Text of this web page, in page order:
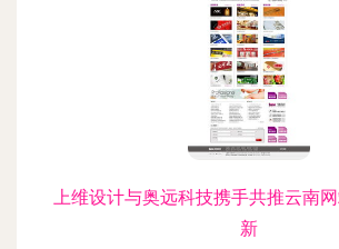
上维设计与奥远科技携手共推云南
新